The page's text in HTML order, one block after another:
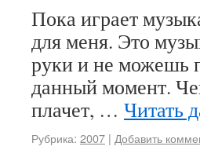
Пока играет
для меня. Это
руки и не можешь
данный момент.
плачет, … Читать
Рубрика: 2007 | Добавить